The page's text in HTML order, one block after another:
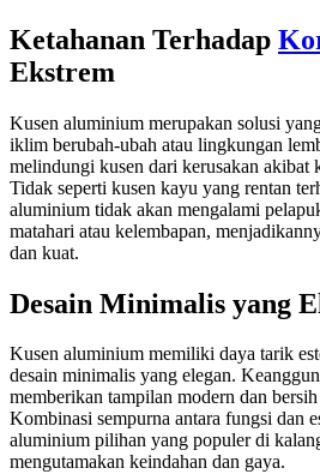
Ketahanan Terhadap
Ekstrem
Kusen aluminium merupakan solusi
iklim berubah-ubah atau lingkungan
melindungi kusen dari kerusakan akibat
Tidak seperti kusen kayu yang rentan
aluminium tidak akan mengalami
matahari atau kelembapan,
dan kuat.
Desain Minimalis yang
Kusen aluminium memiliki daya tarik
desain minimalis yang elegan.
memberikan tampilan modern dan
Kombinasi sempurna antara fungsi dan
aluminium pilihan yang populer di
mengutamakan keindahan dan gaya.